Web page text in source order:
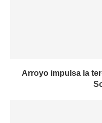
Arroyo impulsa la